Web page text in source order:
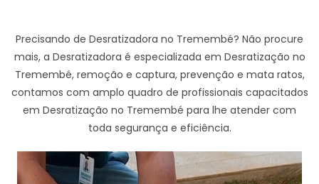
Precisando de Desratizadora no Tremembé? Não procure
mais, a Desratizadora é especializada em Desratização no
Tremembé, remoção e captura, prevenção e mata ratos,
contamos com amplo quadro de profissionais capacitados
em Desratização no Tremembé para lhe atender com
toda segurança e eficiência.